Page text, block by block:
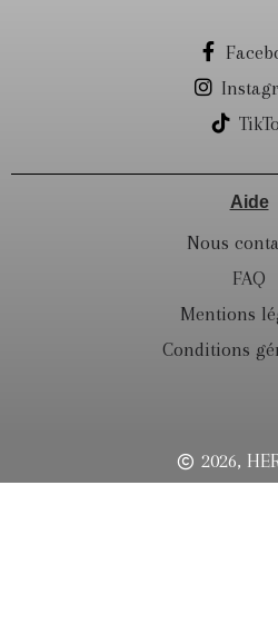
Aide
Nous
FAQ
Mentions
Conditions
2026,